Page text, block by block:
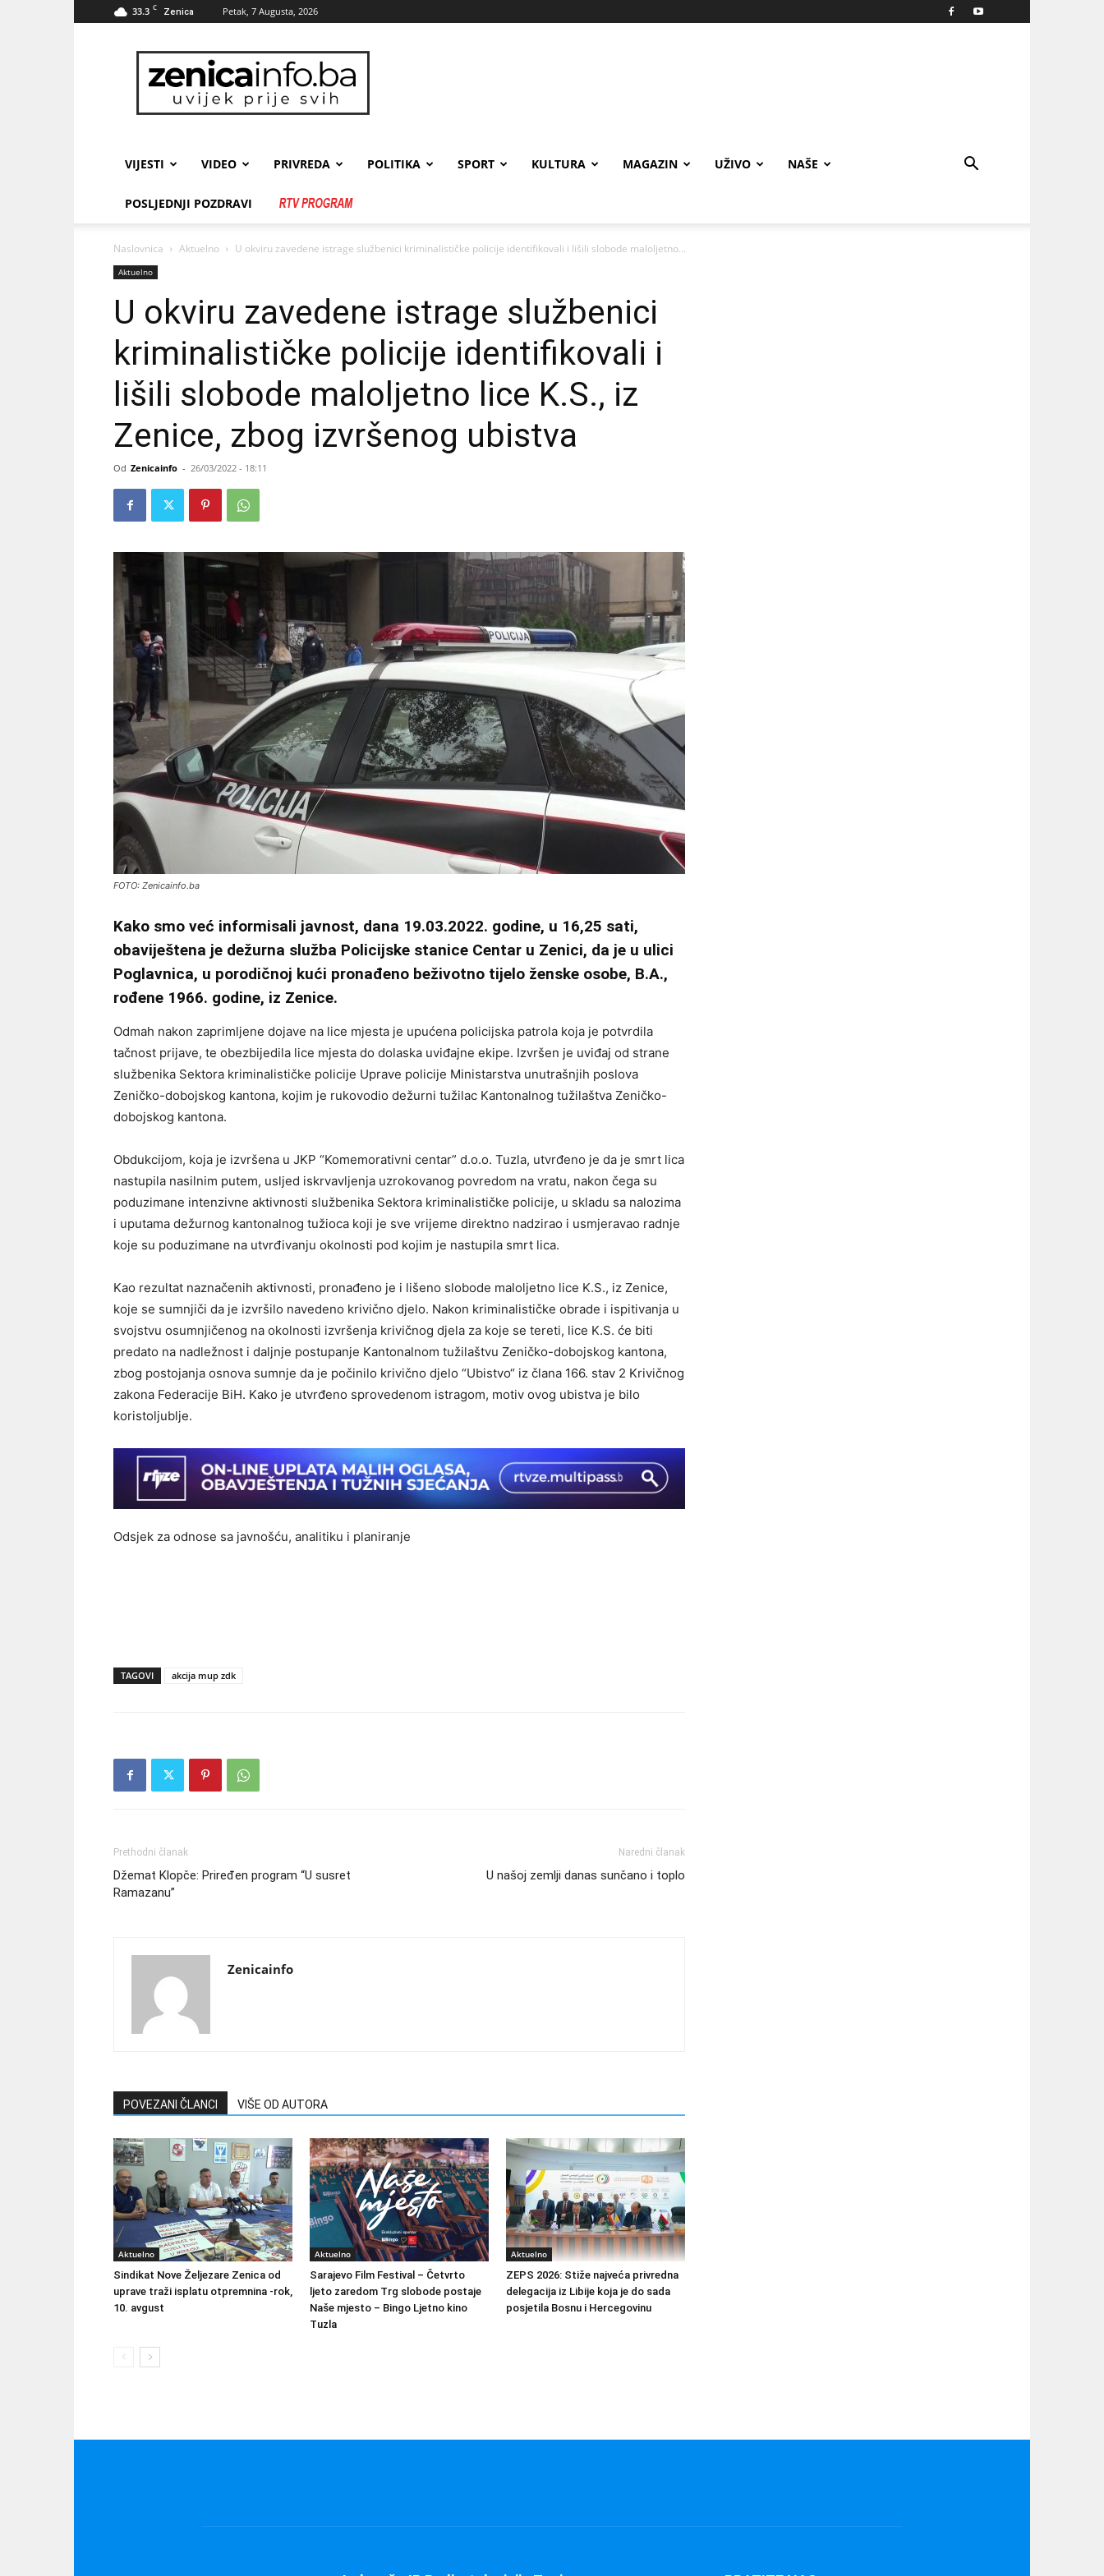
33.3 C Zenica Petak, 7 Augusta, 2026
zenicainfo.ba
VIJESTI VIDEO PRIVREDA POLITIKA SPORT KULTURA MAGAZIN UŽIVO NAŠE
POSLJEDNJI POZDRAVI
Naslovnica Aktuelno U okviru zavedene istrage službenici kriminalističke policije identifikovali i lišili slobode maloljetno...
Aktuelno
U okviru zavedene istrage službenici
kriminalističke policije identifikovali i
lišili slobode maloljetno lice K.S., iz
Zenice, zbog izvršenog ubistva
Od Zenicainfo - 26/03/2022 - 18:11
FOTO: Zenicainfo.ba
Kako smo već informisali javnost, dana 19.03.2022. godine, u 16,25 sati,
obaviještena je dežurna služba Policijske stanice Centar u Zenici, da je u ulici
Poglavnica, u porodičnoj kući pronađeno beživotno tijelo ženske osobe, B.A.,
rođene 1966. godine, iz Zenice.
Odmah nakon zaprimljene dojave na lice mjesta je upućena policijska patrola koja je potvrdila
tačnost prijave, te obezbijedila lice mjesta do dolaska uviđajne ekipe. Izvršen je uviđaj od strane
službenika Sektora kriminalističke policije Uprave policije Ministarstva unutrašnjih poslova
Zeničko-dobojskog kantona, kojim je rukovodio dežurni tužilac Kantonalnog tužilaštva Zeničko-
dobojskog kantona.
Obdukcijom, koja je izvršena u JKP “Komemorativni centar” d.o.o. Tuzla, utvrđeno je da je smrt lica
nastupila nasilnim putem, usljed iskrvavljenja uzrokovanog povredom na vratu, nakon čega su
poduzimane intenzivne aktivnosti službenika Sektora kriminalističke policije, u skladu sa nalozima
i uputama dežurnog kantonalnog tužioca koji je sve vrijeme direktno nadzirao i usmjeravao radnje
koje su poduzimane na utvrđivanju okolnosti pod kojim je nastupila smrt lica.
Kao rezultat naznačenih aktivnosti, pronađeno je i lišeno slobode maloljetno lice K.S., iz Zenice,
koje se sumnjiči da je izvršilo navedeno krivično djelo. Nakon kriminalističke obrade i ispitivanja u
svojstvu osumnjičenog na okolnosti izvršenja krivičnog djela za koje se tereti, lice K.S. će biti
predato na nadležnost i daljnje postupanje Kantonalnom tužilaštvu Zeničko-dobojskog kantona,
zbog postojanja osnova sumnje da je počinilo krivično djelo “Ubistvo“ iz člana 166. stav 2 Krivičnog
zakona Federacije BiH. Kako je utvrđeno sprovedenom istragom, motiv ovog ubistva je bilo
koristoljublje.
Odsjek za odnose sa javnošću, analitiku i planiranje
TAGOVI akcija mup zdk
Prethodni članak
Džemat Klopče: Priređen program “U susret
Ramazanu”
Naredni članak
U našoj zemlji danas sunčano i toplo
Zenicainfo
POVEZANI ČLANCI VIŠE OD AUTORA
Aktuelno
Sindikat Nove Željezare Zenica od
uprave traži isplatu otpremnina -rok,
10. avgust
Aktuelno
Sarajevo Film Festival – Četvrto
ljeto zaredom Trg slobode postaje
Naše mjesto – Bingo Ljetno kino
Tuzla
Aktuelno
ZEPS 2026: Stiže najveća privredna
delegacija iz Libije koja je do sada
posjetila Bosnu i Hercegovinu